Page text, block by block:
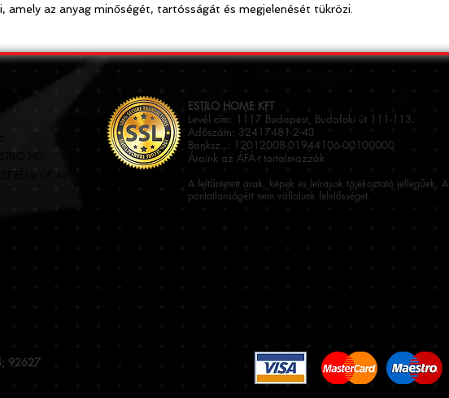
amely az anyag minőségét, tartósságát és megjelenését tükrözi.
ÚT 46.
ESTILO HOME KFT
Levél cím: 1117 Budapest, Budafoki út 111-113.
Adószám: 32417481-2-43
Banksz..: 12012008-01944106-00100000
Áraink az ÁFÁ-t tartalmazzák
A feltűntetett árak, képek és leírások tájékoztató jellegűek. A
pontatlanságért nem vállalunk felelősséget.
92627